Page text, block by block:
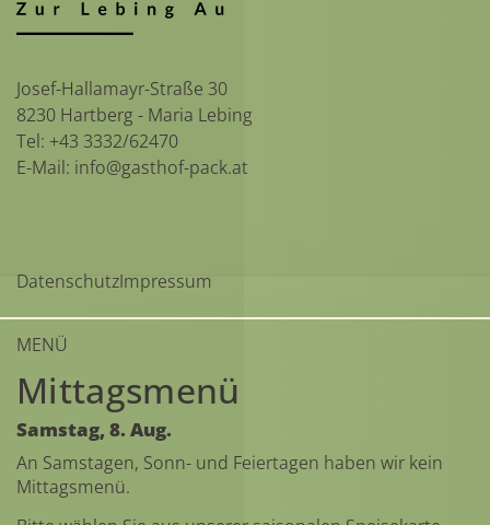
Josef-Hallamayr-Straße 30
8230 Hartberg - Maria Lebing
Tel: +43 3332/62470
E-Mail: info@gasthof-pack.at
DatenschutzImpressum
MENÜ
Mittagsmenü
Samstag, 8. Aug.
An Samstagen, Sonn- und Feiertagen haben wir kein
Mittagsmenü.